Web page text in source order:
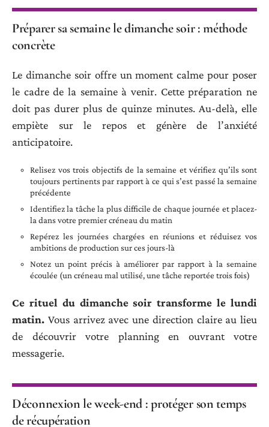
Préparer sa semaine le dimanche soir : méthode
concrète
Le dimanche soir offre un moment calme pour poser
le cadre de la semaine à venir. Cette préparation ne
doit pas durer plus de quinze minutes. Au-delà, elle
empiète sur le repos et génère de l’anxiété
anticipatoire.
Relisez vos trois objectifs de la semaine et vérifiez qu’ils sont
toujours pertinents par rapport à ce qui s’est passé la semaine
précédente
Identifiez la tâche la plus difficile de chaque journée et placez-
la dans votre premier créneau du matin
Repérez les journées chargées en réunions et réduisez vos
ambitions de production sur ces jours-là
Notez un point précis à améliorer par rapport à la semaine
écoulée (un créneau mal utilisé, une tâche reportée trois fois)
Ce rituel du dimanche soir transforme le lundi
matin. Vous arrivez avec une direction claire au lieu
de découvrir votre planning en ouvrant votre
messagerie.
Déconnexion le week-end : protéger son temps
de récupération